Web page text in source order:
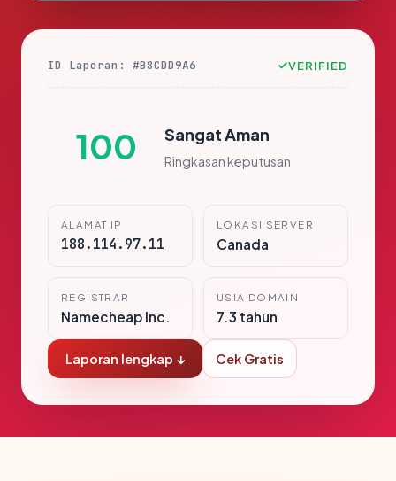
ID Laporan: #B8CDD9A6 VERIFIED
100 Sangat Aman
Ringkasan keputusan
ALAMAT IP
188.114.97.11
LOKASI SERVER
Canada
REGISTRAR
Namecheap Inc.
USIA DOMAIN
7.3 tahun
Laporan lengkap ↓ Cek Gratis